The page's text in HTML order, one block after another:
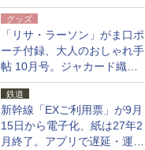
USBケーブルや缶ケースなど
グッズ
「リサ・ラーソン」がま口ポ
ーチ付録、大人のおしゃれ手
帖 10月号。ジャカード織の
北欧猫デザイン
鉄道
新幹線「EXご利用票」が9月
15日から電子化、紙は27年2
月終了。アプリで遅延・運休